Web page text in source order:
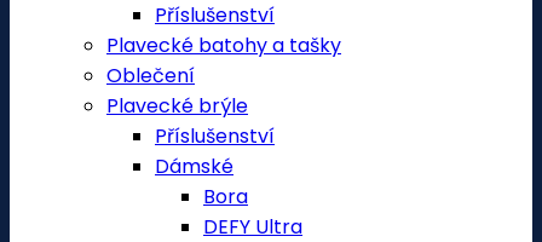
Příslušenství
Plavecké batohy a tašky
Oblečení
Plavecké brýle
Příslušenství
Dámské
Bora
DEFY Ultra